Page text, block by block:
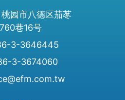
园市八德区茄苳
巷16号
3-3646445
3-3674060